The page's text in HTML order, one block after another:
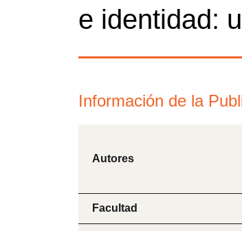
e identidad:
Información de la
Autores
Facultad